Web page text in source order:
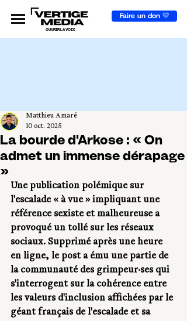
Faire un don 💛
OUVRIR LA VOIX
La bourde d'Arkose : « On
admet un immense dérapage
»
Matthieu Amaré
10 oct. 2025
Une publication polémique sur
l'escalade « à vue » impliquant une
référence sexiste et malheureuse a
provoqué un tollé sur les réseaux
sociaux. Supprimé après une heure
en ligne, le post a ému une partie de
la communauté des grimpeur·ses qui
s'interrogent sur la cohérence entre
les valeurs d'inclusion affichées par le
géant français de l'escalade et sa